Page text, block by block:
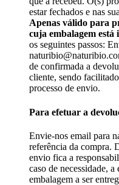
estar fechados e nas
Apenas válido para
cuja embalagem está
os seguintes passos:
de confirmada a
cliente, sendo
processo de envio.
Para efetuar a
Envie-nos email para
referência da compra.
envio fica a
caso de necessidade,
embalagem a ser